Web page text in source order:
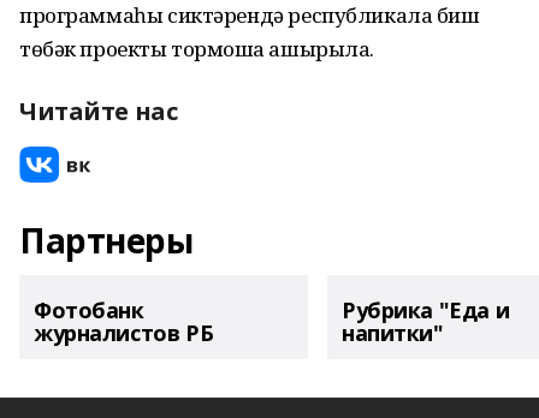
программаһы сиктәрендә республикала биш
төбәк проекты тормошҡа ашырыла.
Читайте нас
Партнеры
Фотобанк
журналистов РБ
Рубрика "Еда и
напитки"